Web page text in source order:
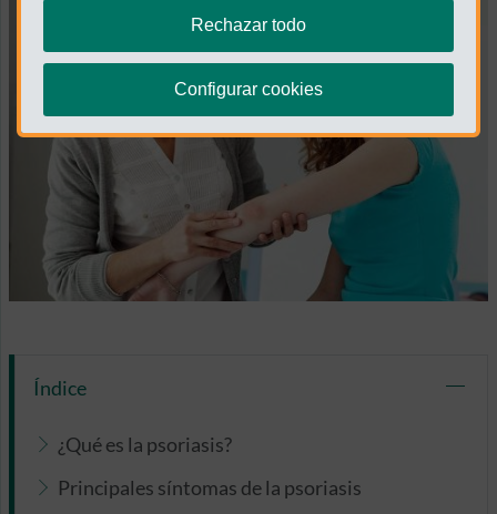
Índice
¿Qué es la psoriasis?
Principales síntomas de la psoriasis
cookies en cualquier momento en la sección
Rechazar todo
Configurar cookies